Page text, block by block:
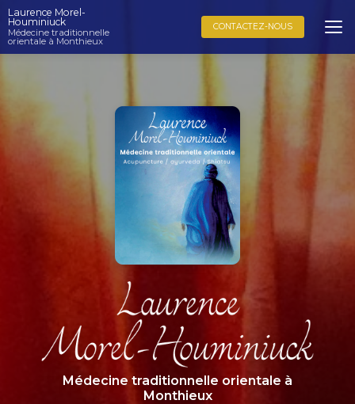
Aller
au
contenu
principal
Laurence Morel-
Houminiuck
Médecine traditionnelle
orientale à Monthieux
CONTACTEZ-NOUS
Médecine traditionnelle orientale à
Monthieux